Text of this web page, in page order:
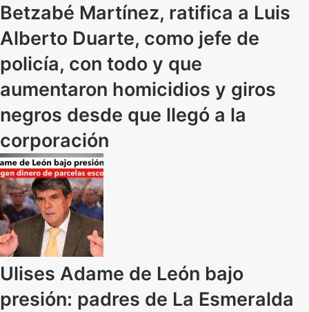
Betzabé Martínez, ratifica a Luis
Alberto Duarte, como jefe de
policía, con todo y que
aumentaron homicidios y giros
negros desde que llegó a la
corporación
Ulises Adame de León bajo
presión: padres de La Esmeralda